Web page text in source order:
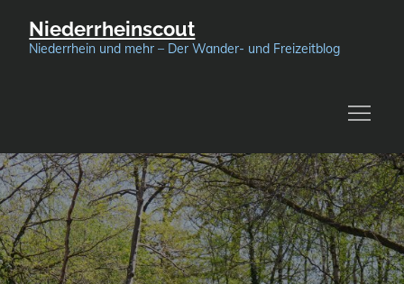
Niederrheinscout
Niederrhein und mehr – Der Wander- und Freizeitblog